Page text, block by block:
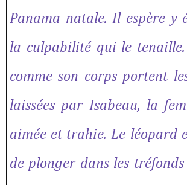
Panama natale. Il espère y
la culpabilité qui le tenaille.
comme son corps portent
laissées par Isabeau, la
aimée et trahie. Le léopard
de plonger dans les